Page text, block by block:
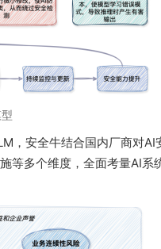
，安全牛结合国内厂商对AI
等多个维度，全面考量AI系